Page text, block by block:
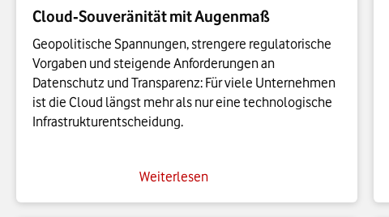
Cloud‑Souveränität mit Augenmaß
Geopolitische Spannungen, strengere regulatorische
Vorgaben und steigende Anforderungen an
Datenschutz und Transparenz: Für viele Unternehmen
ist die Cloud längst mehr als nur eine technologische
Infrastrukturentscheidung.
Weiterlesen